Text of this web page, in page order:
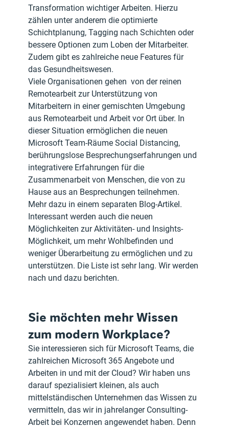
Transformation wichtiger Arbeiten. Hierzu
zählen unter anderem die optimierte
Schichtplanung, Tagging nach Schichten oder
bessere Optionen zum Loben der Mitarbeiter.
Zudem gibt es zahlreiche neue Features für
das Gesundheitswesen.
Viele Organisationen gehen  von der reinen
Remotearbeit zur Unterstützung von
Mitarbeitern in einer gemischten Umgebung
aus Remotearbeit und Arbeit vor Ort über. In
dieser Situation ermöglichen die neuen
Microsoft Team-Räume Social Distancing,
berührungslose Besprechungserfahrungen und
integrativere Erfahrungen für die
Zusammenarbeit von Menschen, die von zu
Hause aus an Besprechungen teilnehmen.
Mehr dazu in einem separaten Blog-Artikel.
Interessant werden auch die neuen
Möglichkeiten zur Aktivitäten- und Insights-
Möglichkeit, um mehr Wohlbefinden und
weniger Überarbeitung zu ermöglichen und zu
unterstützen. Die Liste ist sehr lang. Wir werden
nach und dazu berichten.
Sie möchten mehr Wissen
zum modern Workplace?
Sie interessieren sich für Microsoft Teams, die
zahlreichen Microsoft 365 Angebote und
Arbeiten in und mit der Cloud? Wir haben uns
darauf spezialisiert kleinen, als auch
mittelständischen Unternehmen das Wissen zu
vermitteln, das wir in jahrelanger Consulting-
Arbeit bei Konzernen angewendet haben. Denn